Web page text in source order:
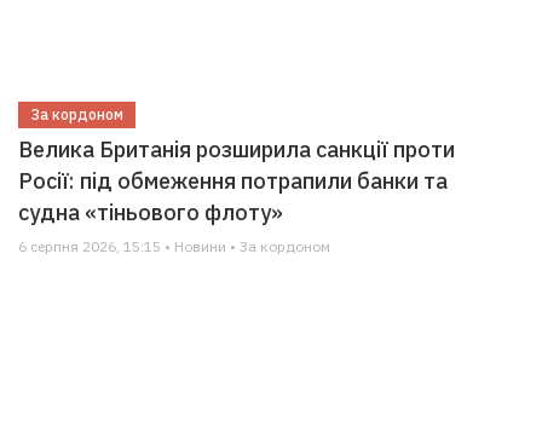
За кордоном
Велика Британія розширила санкції проти
Росії: під обмеження потрапили банки та
судна «тіньового флоту»
6 серпня 2026, 15:15 • Новини • За кордоном